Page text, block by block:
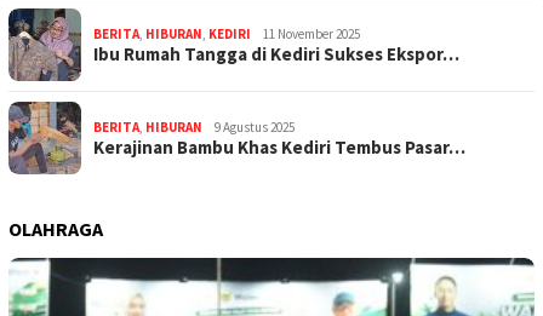
BERITA, HIBURAN, KEDIRI 11 November 2025
Ibu Rumah Tangga di Kediri Sukses Ekspor…
BERITA, HIBURAN 9 Agustus 2025
Kerajinan Bambu Khas Kediri Tembus Pasar…
OLAHRAGA